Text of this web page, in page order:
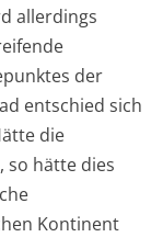
allerdings
der
entschied sich
die
so hätte dies
Kontinent